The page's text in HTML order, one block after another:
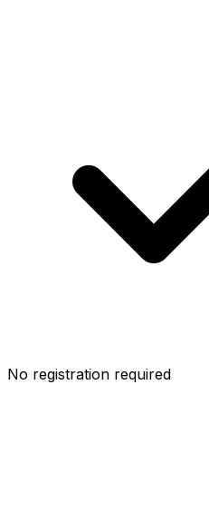
No registration required